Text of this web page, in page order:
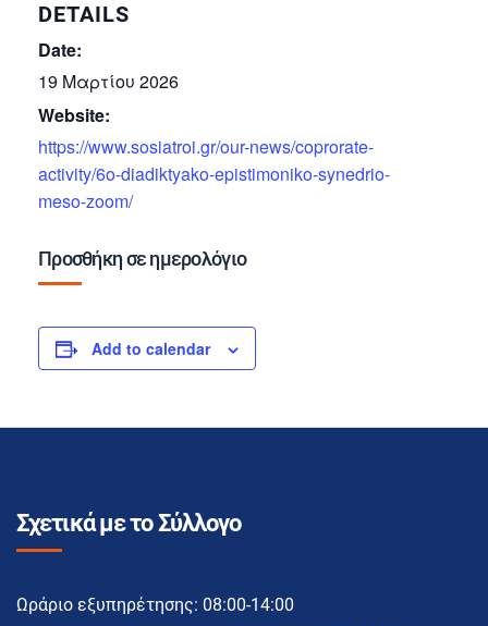
DETAILS
Date:
19 Μαρτίου 2026
Website:
https://www.sosiatroi.gr/our-news/coprorate-
activity/6o-diadiktyako-epistimoniko-synedrio-
meso-zoom/
Προσθήκη σε ημερολόγιο
Add to calendar
Σχετικά με το Σύλλογο
Ωράριο εξυπηρέτησης: 08:00-14:00